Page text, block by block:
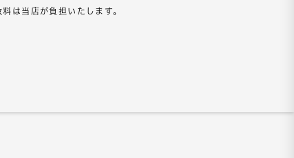
は当店が負担いたします。